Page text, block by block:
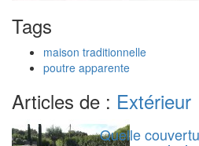
Tags
maison traditionnelle
poutre apparente
Articles de : Extérieur
Quelle